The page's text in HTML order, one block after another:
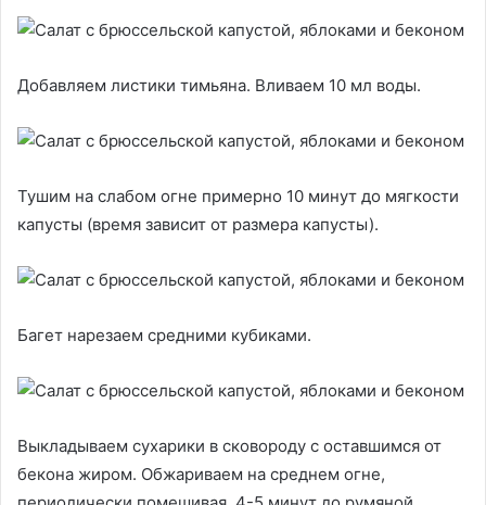
Добавляем листики тимьяна. Вливаем 10 мл воды.
Тушим на слабом огне примерно 10 минут до мягкости
капусты (время зависит от размера капусты).
Багет нарезаем средними кубиками.
Выкладываем сухарики в сковороду с оставшимся от
бекона жиром. Обжариваем на среднем огне,